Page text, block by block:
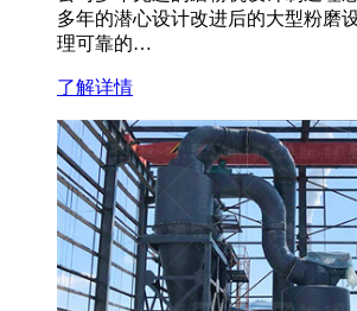
多年的潜心设计改进后的大型粉磨
理可靠的…
了解详情